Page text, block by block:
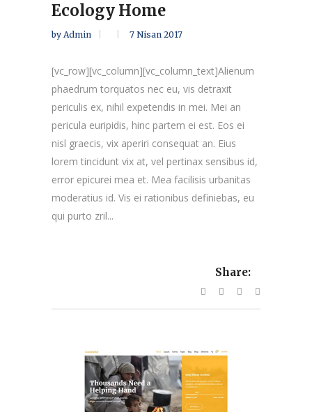
Ecology Home
by Admin 7 Nisan 2017
[vc_row][vc_column][vc_column_text]Alienum
phaedrum torquatos nec eu, vis detraxit
periculis ex, nihil expetendis in mei. Mei an
pericula euripidis, hinc partem ei est. Eos ei
nisl graecis, vix aperiri consequat an. Eius
lorem tincidunt vix at, vel pertinax sensibus id,
error epicurei mea et. Mea facilisis urbanitas
moderatius id. Vis ei rationibus definiebas, eu
qui purto zril...
Share: